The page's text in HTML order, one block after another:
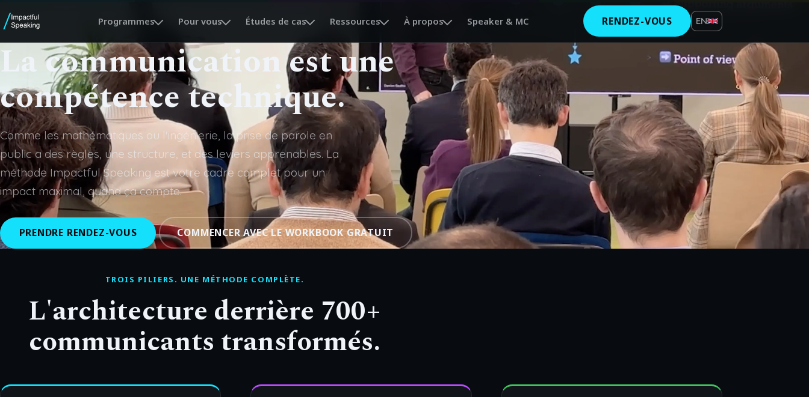
Programmes Pour vous Études de cas Ressources À propos Speaker & MC RENDEZ-VOUS EN
La communication est une
compétence technique.
Comme les mathématiques ou l'ingénierie, la prise de parole en
public a des règles, une structure, et des leviers apprenables. La
méthode Impactful Speaking est votre cadre complet pour un
impact maximal, quand ça compte.
PRENDRE RENDEZ-VOUS COMMENCER AVEC LE WORKBOOK GRATUIT
TROIS PILIERS. UNE MÉTHODE COMPLÈTE.
L'architecture derrière 700+
communicants transformés.